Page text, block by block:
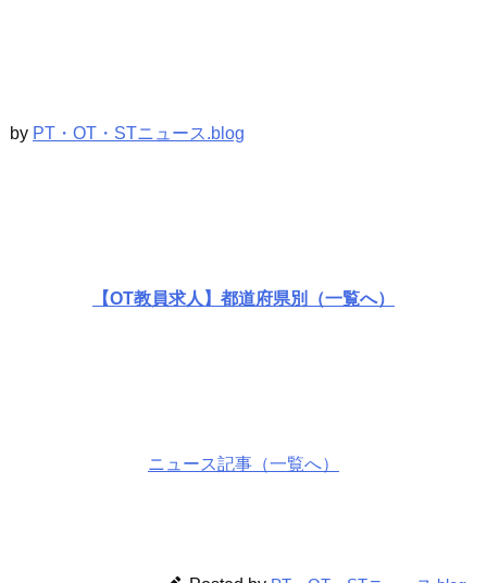
by PT・OT・STニュース.blog
【OT教員求人】都道府県別（一覧へ）
ニュース記事（一覧へ）